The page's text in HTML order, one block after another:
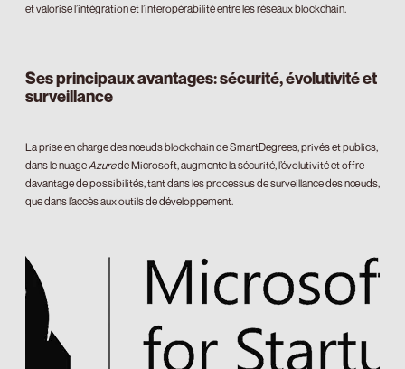
et valorise l’intégration et l’interopérabilité entre les réseaux blockchain.
Ses principaux avantages: sécurité, évolutivité et
surveillance
La prise en charge des nœuds blockchain de SmartDegrees, privés et publics,
dans le nuage Azurede Microsoft, augmente la sécurité, l’évolutivité et offre
davantage de possibilités, tant dans les processus de surveillance des nœuds,
que dans l’accès aux outils de développement.